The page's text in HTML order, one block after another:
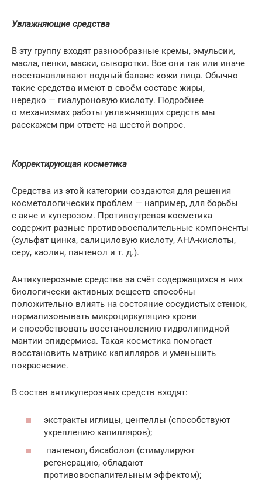
Увлажняющие средства
В эту группу входят разнообразные кремы, эмульсии,
масла, пенки, маски, сыворотки. Все они так или иначе
восстанавливают водный баланс кожи лица. Обычно
такие средства имеют в своём составе жиры,
нередко — гиалуроновую кислоту. Подробнее
о механизмах работы увлажняющих средств мы
расскажем при ответе на шестой вопрос.
Корректирующая косметика
Средства из этой категории создаются для решения
косметологических проблем — например, для борьбы
с акне и куперозом. Противоугревая косметика
содержит разные противовоспалительные компоненты
(сульфат цинка, салициловую кислоту, АНА-кислоты,
серу, каолин, пантенол и т. д.).
Антикуперозные средства за счёт содержащихся в них
биологически активных веществ способны
положительно влиять на состояние сосудистых стенок,
нормализовывать микроциркуляцию крови
и способствовать восстановлению гидролипидной
мантии эпидермиса. Такая косметика помогает
восстановить матрикс капилляров и уменьшить
покраснение.
В состав антикуперозных средств входят:
экстракты иглицы, центеллы (способствуют
укреплению капилляров);
пантенол, бисаболол (стимулируют
регенерацию, обладают
противовоспалительным эффектом);